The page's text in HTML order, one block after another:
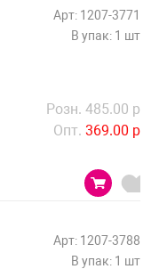
Арт: 1207-3771
В упак: 1 шт
Розн. 485.00 р
Опт. 369.00 р
Арт: 1207-3788
В упак: 1 шт